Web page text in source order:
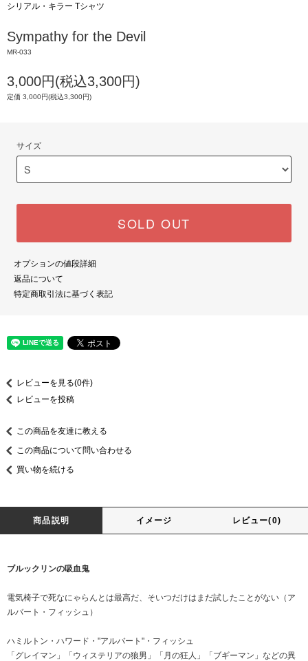
シリアル・キラー Tシャツ
Sympathy for the Devil
MR-033
3,000円(税込3,300円)
定価 3,000円(税込3,300円)
サイズ
SOLD OUT
オプションの値段詳細
返品について
特定商取引法に基づく表記
レビューを見る(0件)
レビューを投稿
この商品を友達に教える
この商品について問い合わせる
買い物を続ける
商品説明 イメージ レビュー(0)
ブルックリンの吸血鬼
電気椅子で死なにゃらんとは最高だ、そいつだけはまだ試したことがない（ア
ルバート・フィッシュ）
ハミルトン・ハワード・"アルバート"・フィッシュ
「グレイマン」「ウィステリアの狼男」「月の狂人」「ブギーマン」などの異